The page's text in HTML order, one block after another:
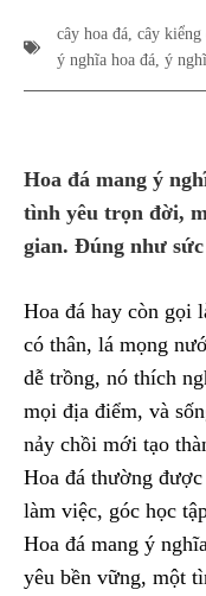
cây hoa đá cây kiểng
ý nghĩa hoa đá ý
Hoa đá mang ý
tình yêu trọn đời,
gian. Đúng như
Hoa đá hay còn gọi
có thân, lá mọng
dễ trồng, nó thích
mọi địa điểm, và
nảy chồi mới tạo
Hoa đá thường
làm việc, góc học
Hoa đá mang ý
yêu bền vững, một